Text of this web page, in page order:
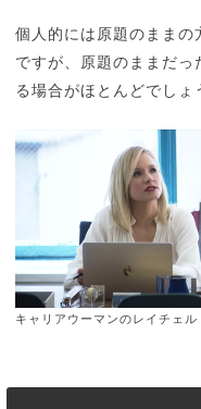
個人的には原題のままの
ですが、原題のままだ
る場合がほとんどでしょ
キャリアウーマンのレイチェル